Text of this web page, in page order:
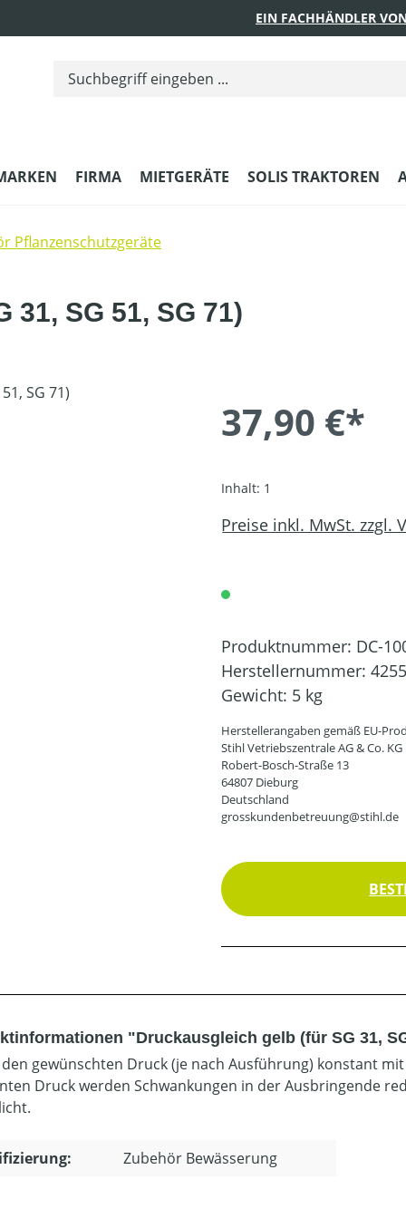
EIN FACHHÄNDLER
FIRMA MIETGERÄTE SOLIS TRAKTOREN
Pflanzenschutzgeräte
SG 51, SG 71)
37,90 €*
Inhalt: 1
Preise inkl. MwSt. zzgl.
Produktnummer: DC-
Herstellernummer:
Gewicht: 5 kg
Herstellerangaben gemäß EU-
Stihl Vetriebszentrale AG & Co. KG
Robert-Bosch-Straße 13
64807 Dieburg
Deutschland
grosskundenbetreuung@stihl.de
"Druckausgleich gelb (für SG 31,
gewünschten Druck (je nach Ausführung) konstant
Druck werden Schwankungen in der Ausbringende
Zubehör Bewässerung